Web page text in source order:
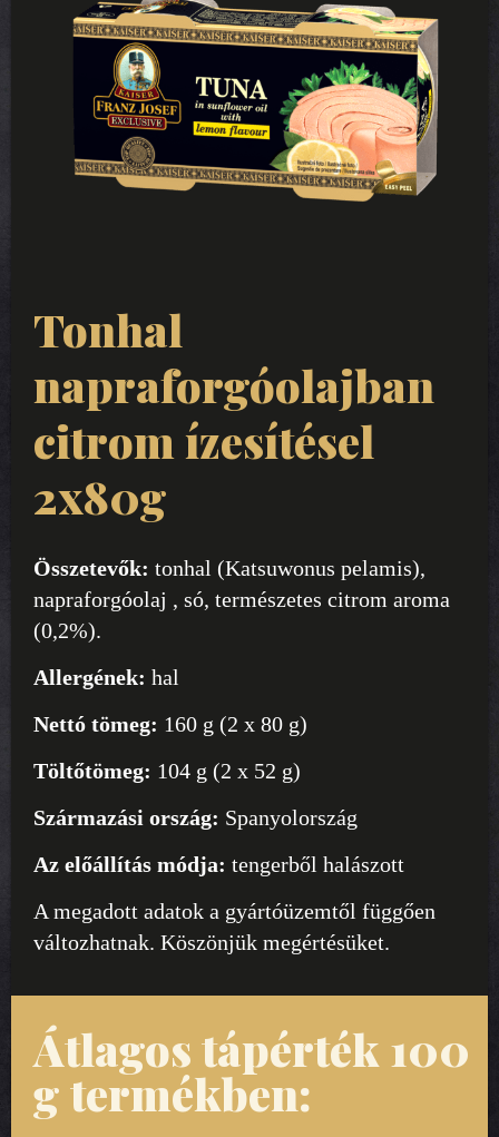
Tonhal
napraforgóolajban
citrom ízesítésel
2x80g
Összetevők: tonhal (Katsuwonus pelamis),
napraforgóolaj , só, természetes citrom aroma
(0,2%).
Allergének: hal
Nettó tömeg: 160 g (2 x 80 g)
Töltőtömeg: 104 g (2 x 52 g)
Származási ország: Spanyolország
Az előállítás módja: tengerből halászott
A megadott adatok a gyártóüzemtől függően
változhatnak. Köszönjük megértésüket.
Átlagos tápérték 100
g termékben: